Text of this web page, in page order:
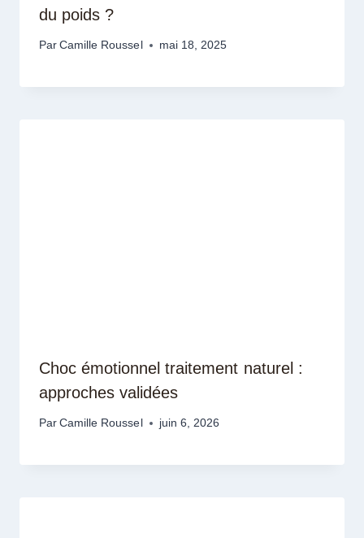
du poids ?
Par Camille Roussel mai 18, 2025
Choc émotionnel traitement naturel :
approches validées
Par Camille Roussel juin 6, 2026